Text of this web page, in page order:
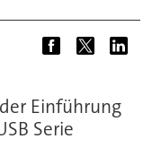
Einführung
Serie